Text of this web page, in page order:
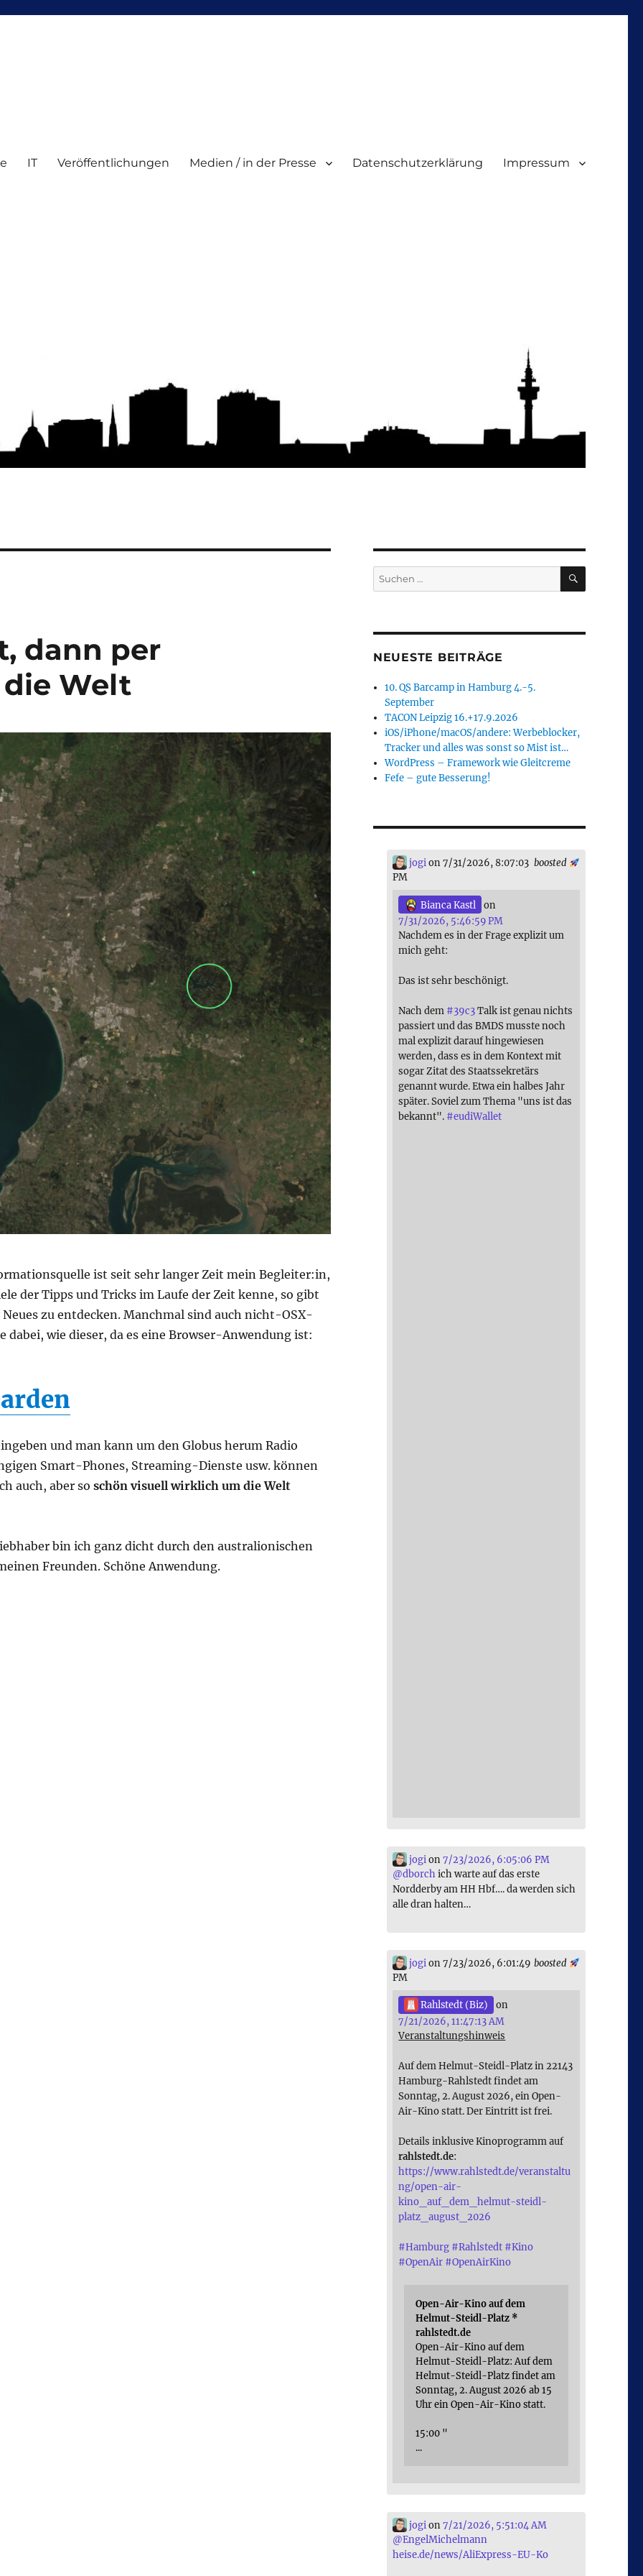
IT Veröffentlichungen Medien / in der Presse Datenschutzerklärung Impressum
dann per
die Welt
ist seit sehr langer Zeit mein Begleiter:in,
der Tipps und Tricks im Laufe der Zeit kenne, so gibt
zu entdecken. Manchmal sind auch nicht-OSX-
dabei, wie dieser, da es eine Browser-Anwendung ist:
und man kann um den Globus herum Radio
Smart-Phones, Streaming-Dienste usw. können
auch, aber so schön visuell wirklich um die Welt
bin ich ganz dicht durch den australionischen
Freunden. Schöne Anwendung.
Suchen
nach:
SUCHEN
NEUESTE BEITRÄGE
10. QS Barcamp in Hamburg 4.-5.
September
TACON Leipzig 16.+17.9.2026
iOS/iPhone/macOS/andere: Werbeblocker,
Tracker und alles was sonst so Mist ist…
WordPress – Framework wie Gleitcreme
Fefe – gute Besserung!
boosted
jogi on 7/31/2026, 8:07:03
PM
Bianca Kastl
on
7/31/2026, 5:46:59 PM
Nachdem es in der Frage explizit um
mich geht:
Das ist sehr beschönigt.
Nach dem #39c3Talk ist genau nichts
passiert und das BMDS musste noch
mal explizit darauf hingewiesen
werden, dass es in dem Kontext mit
sogar Zitat des Staatssekretärs
genannt wurde. Etwa ein halbes Jahr
später. Soviel zum Thema "uns ist das
bekannt". #eudiWallet
jogi on7/23/2026, 6:05:06 PM
@dborchich warte auf das erste
Nordderby am HH Hbf…. da werden sich
alle dran halten…
boosted
jogi on 7/23/2026, 6:01:49
PM
Rahlstedt (Biz)
on
7/21/2026, 11:47:13 AM
Veranstaltungshinweis
Auf dem Helmut-Steidl-Platz in 22143
Hamburg-Rahlstedt findet am
Sonntag, 2. August 2026, ein Open-
Air-Kino statt. Der Eintritt ist frei.
Details inklusive Kinoprogramm auf
rahlstedt.de:
https://www.rahlstedt.de/veranstaltu
ng/open-air-
kino_auf_dem_helmut-steidl-
platz_august_2026
#Hamburg #Rahlstedt #Kino
#OpenAir #OpenAirKino
Open-Air-Kino auf dem
Helmut-Steidl-Platz *
rahlstedt.de
Open-Air-Kino auf dem
Helmut-Steidl-Platz: Auf dem
Helmut-Steidl-Platz findet am
Sonntag, 2. August 2026 ab 15
Uhr ein Open-Air-Kino statt.
15:00 "
...
jogi on7/21/2026, 5:51:04 AM
@EngelMichelmann
heise.de/news/AliExpress-EU-Ko